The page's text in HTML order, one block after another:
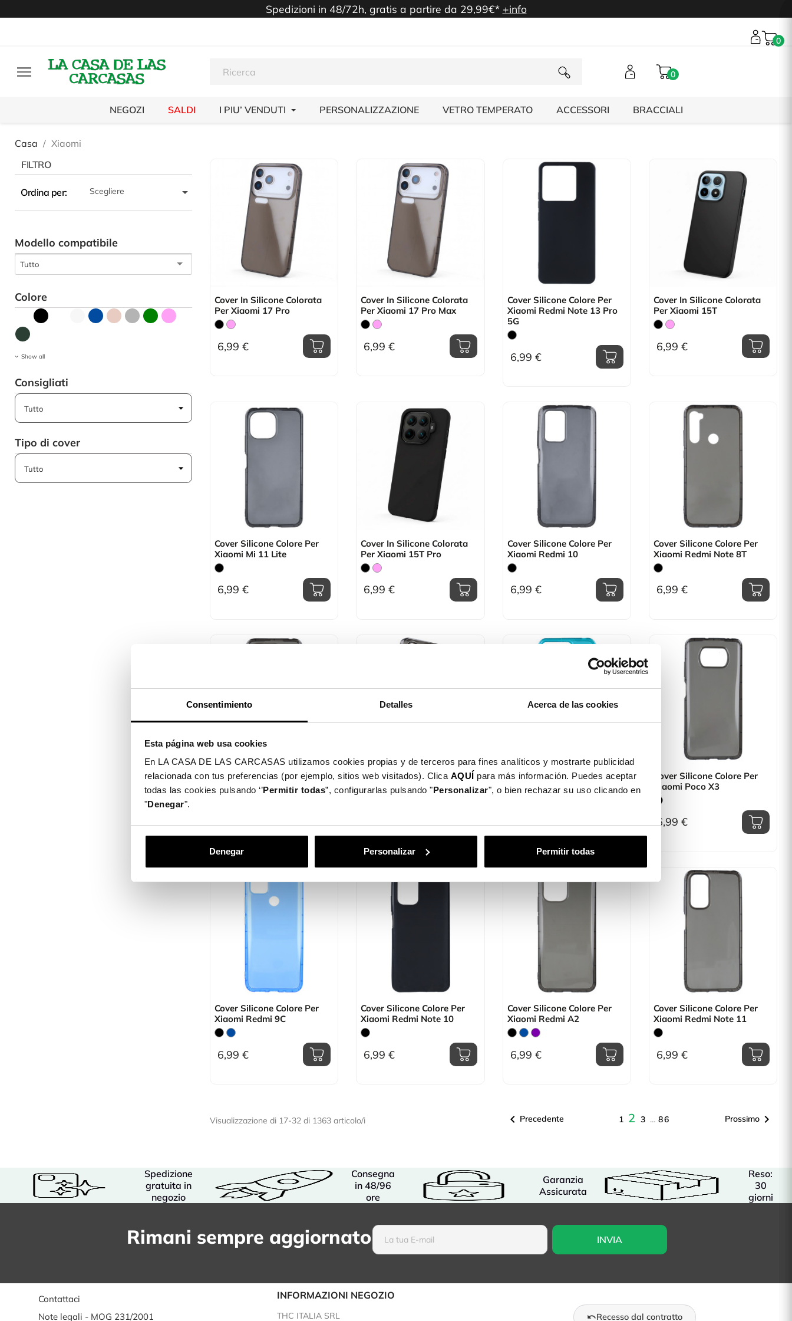
Consentimiento Detalles Acerca de las cookies
Esta página web usa cookies
En LA CASA DE LAS CARCASAS utilizamos cookies propias y de terceros para fines analíticos y mostrarte publicidad
relacionada con tus preferencias (por ejemplo, sitios web visitados). Clica AQUÍ para más información. Puedes aceptar
todas las cookies pulsando ‘’Permitir todas”, configurarlas pulsando "Personalizar", o bien rechazar su uso clicando en
"Denegar".
Denegar Personalizar Permitir todas
Spedizioni in 48/72h, gratis a partire da 29,99€* +info
0
 0
NEGOZI SALDI I PIU’ VENDUTI PERSONALIZZAZIONE VETRO TEMPERATO ACCESSORI BRACCIALI
Casa
Xiaomi
FILTRO
Ordina per: Scegliere 
Modello compatibile
Tutto
Colore
Show all
Consigliati
Tipo di cover
Cover In Silicone Colorata
Per Xiaomi 17 Pro
6,99 €
Cover In Silicone Colorata
Per Xiaomi 17 Pro Max
6,99 €
Cover Silicone Colore Per
Xiaomi Redmi Note 13 Pro
5G
6,99 €
Cover In Silicone Colorata
Per Xiaomi 15T
6,99 €
Cover Silicone Colore Per
Xiaomi Mi 11 Lite
6,99 €
Cover In Silicone Colorata
Per Xiaomi 15T Pro
6,99 €
Cover Silicone Colore Per
Xiaomi Redmi 10
6,99 €
Cover Silicone Colore Per
Xiaomi Redmi Note 8T
6,99 €
Cover Silicone Colore Per
Xiaomi Redmi 12C
6,99 €
Cover Silicone Color Per
Xiaomi Redmi 13C
6,99 €
Cover Silicone Colore Per
Poco C65
6,99 €
Cover Silicone Colore Per
Xiaomi Poco X3
6,99 €
Cover Silicone Colore Per
Xiaomi Redmi 9C
6,99 €
Cover Silicone Colore Per
Xiaomi Redmi Note 10
6,99 €
Cover Silicone Colore Per
Xiaomi Redmi A2
6,99 €
Cover Silicone Colore Per
Xiaomi Redmi Note 11
6,99 €
Visualizzazione di 17-32 di 1363 articolo/i  Precedente 1 23 … 86 Prossimo
Spedizione
gratuita in
negozio
Consegna
in 48/96
ore
Garanzia
Assicurata
Reso:
30
giorni
Rimani sempre aggiornato
Contattaci
Note legali - MOG 231/2001
INFORMAZIONI NEGOZIO
THC ITALIA SRL Recesso dal contratto